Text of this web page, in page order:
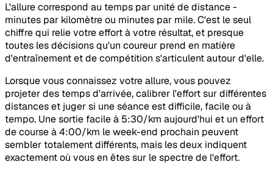
L'allure correspond au temps par unité de distance -
minutes par kilomètre ou minutes par mile. C'est le seul
chiffre qui relie votre effort à votre résultat, et presque
toutes les décisions qu'un coureur prend en matière
d'entraînement et de compétition s'articulent autour d'elle.
Lorsque vous connaissez votre allure, vous pouvez
projeter des temps d'arrivée, calibrer l'effort sur différentes
distances et juger si une séance est difficile, facile ou à
tempo. Une sortie facile à 5:30/km aujourd'hui et un effort
de course à 4:00/km le week-end prochain peuvent
sembler totalement différents, mais les deux indiquent
exactement où vous en êtes sur le spectre de l'effort.